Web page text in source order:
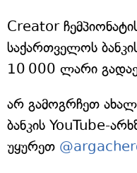
Creator
საქართველოს
10 000 ლარი
არ გამოგრჩეთ
ბანკის YouTube-
უყურეთ